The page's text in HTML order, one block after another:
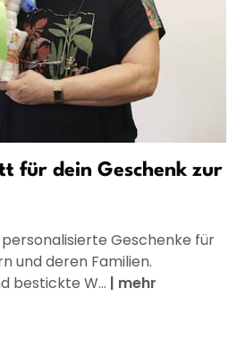
für dein Geschenk zur
Geschenke für
und deren Familien.
bestickte W... | mehr